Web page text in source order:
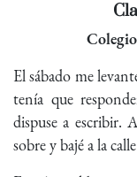
El sábado me
tenía que
dispuse a escribir.
sobre y bajé a la